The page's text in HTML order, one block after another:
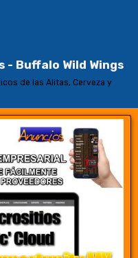
- Buffalo Wild Wings
de las Alitas, Cerveza y